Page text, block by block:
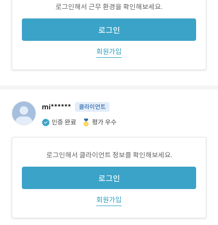
로그인해서 근무 환경을 확인해보세요.
로그인
회원가입
mi****** 클라이언트
인증 완료 평가 우수
로그인해서 클라이언트 정보를 확인해보세요.
로그인
회원가입